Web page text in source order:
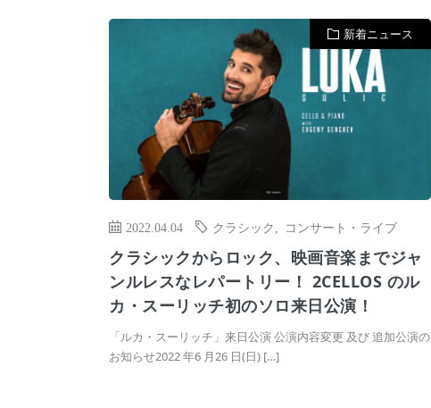
新着ニュース
2022.04.04 クラシック コンサート・ライブ
クラシックからロック、映画音楽までジャ
ンルレスなレパートリー！ 2CELLOS のル
カ・スーリッチ初のソロ来日公演！
「ルカ・スーリッチ」来日公演 公演内容変更 及び 追加公演の
お知らせ2022 年6 月26 日(日) […]